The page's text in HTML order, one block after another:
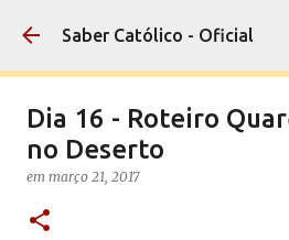
Pular para o
Saber Católico - Oficial
Dia 16 - Roteiro
no Deserto
em março 21, 2017